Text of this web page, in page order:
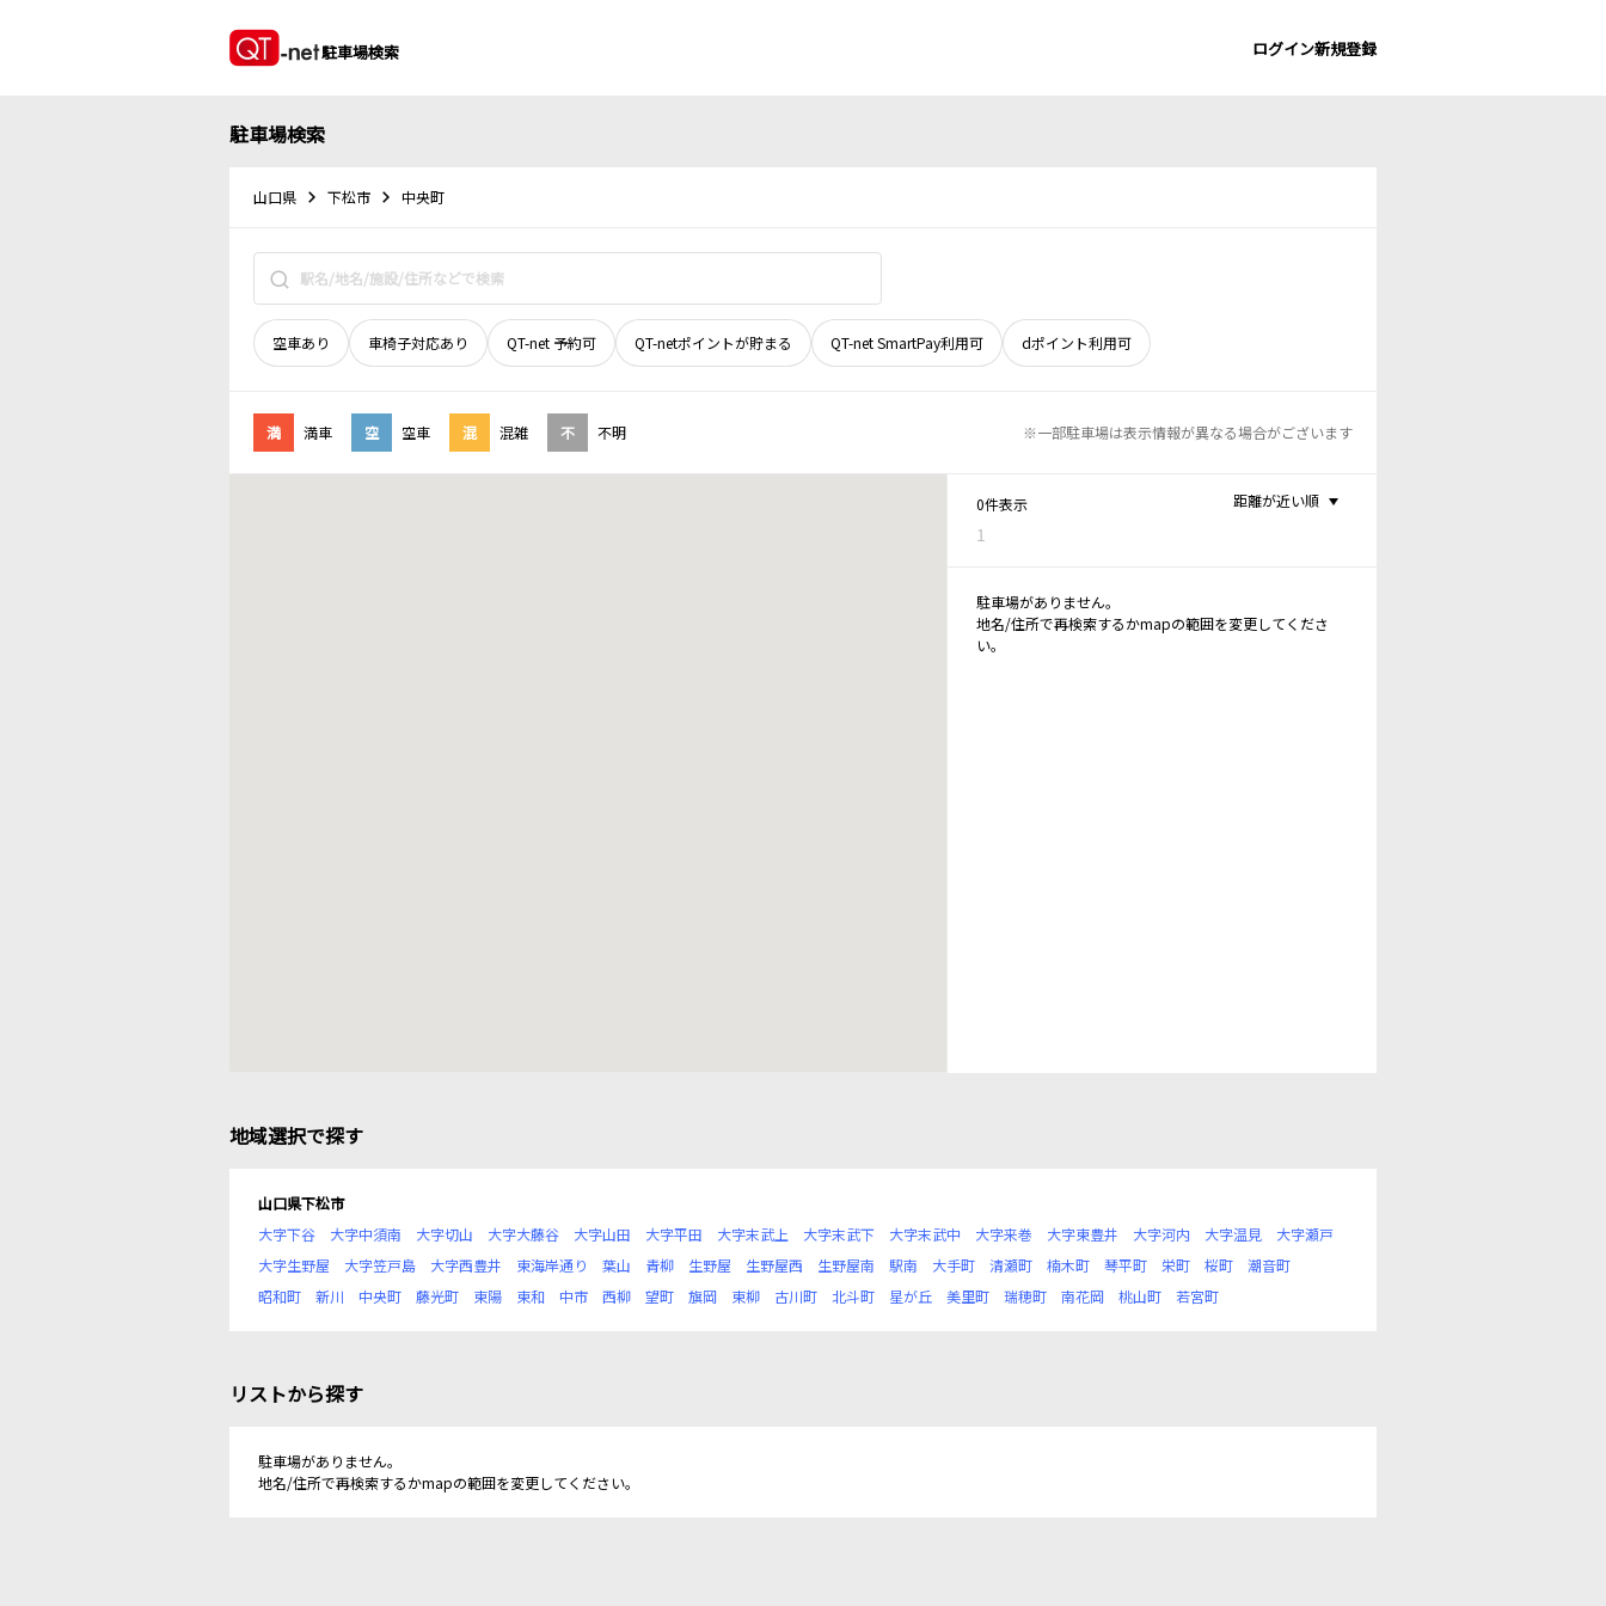
駐車場検索 ログイン新規登録
駐車場検索
山口県 下松市 中央町
空車あり 車椅子対応あり QT-net 予約可 QT-netポイントが貯まる QT-net SmartPay利用可 dポイント利用可
満 満車 空 空車 混 混雑 不 不明 ※一部駐車場は表示情報が異なる場合がございます
0件表示
1
距離が近い順
駐車場がありません。
地名/住所で再検索するかmapの範囲を変更してくださ
い。
地域選択で探す
山口県下松市
大字下谷
大字中須南 大字切山 大字大藤谷 大字山田 大字平田 大字末武上 大字末武下 大字末武中 大字来巻 大字東豊井 大字河内 大字温見
大字瀬戸
大字生野屋
大字笠戸島 大字西豊井 東海岸通り 葉山 青柳 生野屋 生野屋西 生野屋南 駅南 大手町 清瀬町 楠木町 琴平町 栄町 桜町
潮音町
昭和町
新川 中央町 藤光町 東陽 東和 中市 西柳 望町 旗岡 東柳 古川町 北斗町 星が丘 美里町 瑞穂町 南花岡 桃山町 若宮町
リストから探す
駐車場がありません。
地名/住所で再検索するかmapの範囲を変更してください。